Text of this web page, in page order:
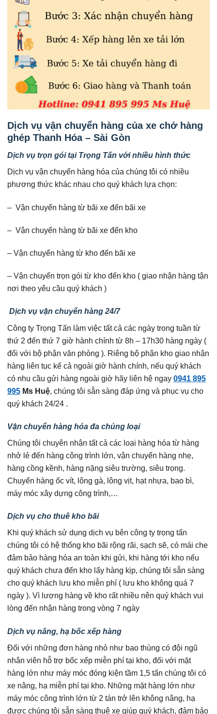
Dịch vụ vận chuyển hàng của xe chở hàng
ghép Thanh Hóa – Sài Gòn
Dịch vụ trọn gói tại Trọng Tấn với nhiều hình thức
Dịch vụ vận chuyển hàng hóa của chúng tôi có nhiều
phương thức khác nhau cho quý khách lựa chọn:
– Vận chuyển hàng từ bãi xe đến bãi xe
– Vận chuyển hàng từ bãi xe đến kho
– Vận chuyển hàng từ kho đến bãi xe
– Vận chuyển trọn gói từ kho đến kho ( giao nhận hàng tận
nơi theo yêu cầu quý khách )
Dịch vụ vận chuyển hàng 24/7
Công ty Trọng Tấn làm việc tất cả các ngày trong tuần từ
thứ 2 đến thứ 7 giờ hành chính từ 8h – 17h30 hàng ngày (
đối với bộ phận văn phòng ). Riêng bộ phận kho giao nhận
hàng liên tục kế cả ngoài giờ hành chính, nếu quý khách
có nhu cầu gửi hàng ngoài giờ hãy liên hệ ngay 0941 895
995 Ms Huệ , chúng tôi sẵn sàng đáp ứng và phục vụ cho
quý khách 24/24 .
Vận chuyển hàng hóa đa chủng loại
Chúng tôi chuyên nhận tất cả các loại hàng hóa từ hàng
nhở lẻ đến hàng công trình lớn, vận chuyển hàng nhẹ,
hàng cồng kềnh, hàng nặng siêu trường, siêu trọng.
Chuyển hàng ốc vít, lông gà, lông vịt, hạt nhựa, bao bì,
máy móc xây dựng công trình,…
Dịch vụ cho thuê kho bãi
Khi quý khách sử dụng dịch vụ bên công ty trọng tấn
chúng tôi có hệ thống kho bãi rộng rãi, sạch sẽ, có mái che
đảm bảo hàng hóa an toàn khi gửi, khi hàng tới kho nếu
quý khách chưa đến kho lấy hàng kịp, chúng tôi sẵn sàng
cho quý khách lưu kho miễn phí ( lưu kho không quá 7
ngày ). Vì lượng hàng về kho rất nhiều nên quý khách vui
lòng đến nhận hàng trong vòng 7 ngày
Dịch vụ nâng, hạ bốc xếp hàng
Đối với những đơn hàng nhỏ như bao thùng có đội ngũ
nhân viên hỗ trợ bốc xếp miễn phí tại kho, đối với mặt
hàng lớn như máy móc đóng kiện tầm 1,5 tấn chúng tôi có
xe nâng, hạ miễn phí tại kho. Những mặt hàng lớn như
máy móc công trình lớn từ 2 tán trở lên không nâng, hạ
được chúng tôi sẵn sàng thuê xe giúp quý khách, đảm bảo